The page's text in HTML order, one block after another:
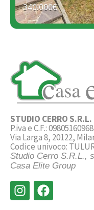
340.000€
STUDIO CERRO S.R.L.
P.iva e C.F.: 09805160968
Via Larga 8, 20122,
Codice univoco:
Studio Cerro S.R.L.,
Casa Elite Group